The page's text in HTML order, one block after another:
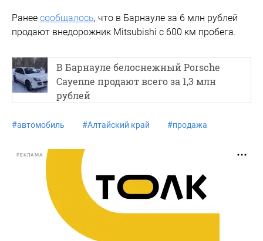
Ранее сообщалось, что в Барнауле за 6 млн рублей
продают внедорожник Mitsubishi с 600 км пробега.
В Барнауле белоснежный Porsche
Cayenne продают всего за 1,3 млн
рублей
#автомобиль #Алтайский край #продажа
РЕКЛАМА